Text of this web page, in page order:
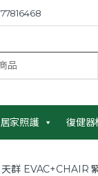
品：
居家照護 復健器
天群 EVAC+CHAIR